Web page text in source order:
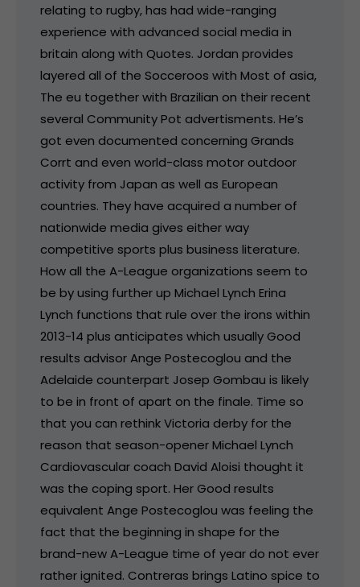
relating to rugby, has had wide-ranging
experience with advanced social media in
britain along with Quotes. Jordan provides
layered all of the Socceroos with Most of asia,
The eu together with Brazilian on their recent
several Community Pot advertisments. He’s
got even documented concerning Grands
Corrt and even world-class motor outdoor
activity from Japan as well as European
countries. They have acquired a number of
nationwide media gives either way
competitive sports plus business literature.
How all the A-League organizations seem to
be by using further up Michael Lynch Erina
Lynch functions that rule over the irons within
2013-14 plus anticipates which usually Good
results advisor Ange Postecoglou and the
Adelaide counterpart Josep Gombau is likely
to be in front of apart on the finale. Time so
that you can rethink Victoria derby for the
reason that season-opener Michael Lynch
Cardiovascular coach David Aloisi thought it
was the coping sport. Her Good results
equivalent Ange Postecoglou was feeling the
fact that the beginning in shape for the
brand-new A-League time of year do not ever
rather ignited. Contreras brings Latino spice to